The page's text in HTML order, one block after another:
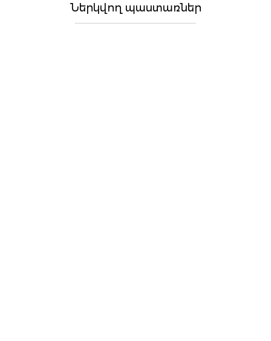
Ներկվող պաստառներ